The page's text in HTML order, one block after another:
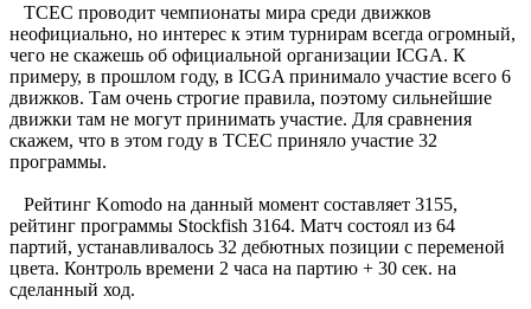
TCEC проводит чемпионаты мира среди движков
неофициально, но интерес к этим турнирам всегда огромный,
чего не скажешь об официальной организации ICGA. К
примеру, в прошлом году, в ICGA принимало участие всего 6
движков. Там очень строгие правила, поэтому сильнейшие
движки там не могут принимать участие. Для сравнения
скажем, что в этом году в TCEC приняло участие 32
программы.
Рейтинг Komodo на данный момент составляет 3155,
рейтинг программы Stockfish 3164. Матч состоял из 64
партий, устанавливалось 32 дебютных позиции с переменой
цвета. Контроль времени 2 часа на партию + 30 сек. на
сделанный ход.